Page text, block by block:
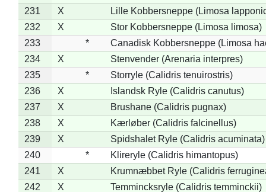
231 X
Lille Kobbersneppe (Limosa
232
X
Stor Kobbersneppe (Limosa limosa)
233
*
Canadisk Kobbersneppe (Limosa
234
X
Stenvender (Arenaria interpres)
235
*
Storryle (Calidris tenuirostris)
236
X
Islandsk Ryle (Calidris canutus)
237
X
Brushane (Calidris pugnax)
238
X
Kærløber (Calidris falcinellus)
239
X
Spidshalet Ryle (Calidris acuminata)
240
*
Klireryle (Calidris himantopus)
241
X
Krumnæbbet Ryle (Calidris
242
X
Temmincksryle (Calidris temminckii)